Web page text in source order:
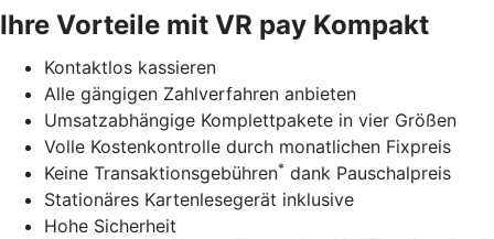
Ihre Vorteile mit VR pay Kompakt
Kontaktlos kassieren
Alle gängigen Zahlverfahren anbieten
Umsatzabhängige Komplettpakete in vier Größen
Volle Kostenkontrolle durch monatlichen Fixpreis
Keine Transaktionsgebühren* dank Pauschalpreis
Stationäres Kartenlesegerät inklusive
Hohe Sicherheit